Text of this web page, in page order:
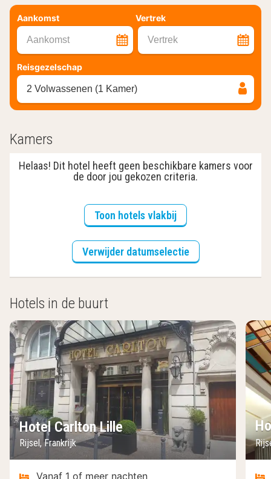
Aankomst Vertrek
Aankomst Vertrek
Reisgezelschap
2 Volwassenen (1 Kamer)
Kamers
Helaas! Dit hotel heeft geen beschikbare kamers voor
de door jou gekozen criteria.
Toon hotels vlakbij
Verwijder datumselectie
Hotels in de buurt
Hotel Carlton Lille
Rijsel, Frankrijk
Vanaf 1 of meer nachten